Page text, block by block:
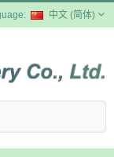
中文 (简体)